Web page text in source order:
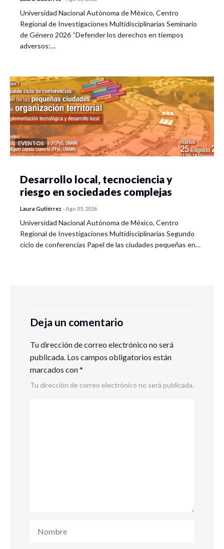
Universidad Nacional Autónoma de México, Centro
Regional de Investigaciones Multidisciplinarias Seminario
de Género 2026 “Defender los derechos en tiempos
adversos:…
EVENTOS
Desarrollo local, tecnociencia y
riesgo en sociedades complejas
Laura Gutiérrez -Ago 05, 2026
Universidad Nacional Autónoma de México, Centro
Regional de Investigaciones Multidisciplinarias Segundo
ciclo de conferencias Papel de las ciudades pequeñas en…
Deja un comentario
Tu dirección de correo electrónico no será
publicada. Los campos obligatorios están
marcados con*
Tu dirección de correo electrónico no será publicada.